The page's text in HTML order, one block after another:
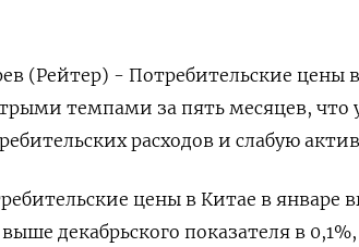
(Рейтер) - Потребительские цены
темпами за пять месяцев, что
расходов и слабую
цены в Китае в январе
декабрьского показателя в